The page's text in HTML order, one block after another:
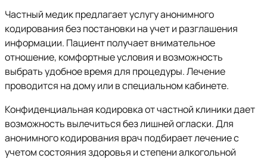
Частный медик предлагает услугу анонимного
кодирования без постановки на учет и разглашения
информации. Пациент получает внимательное
отношение, комфортные условия и возможность
выбрать удобное время для процедуры. Лечение
проводится на дому или в специальном кабинете.
Конфиденциальная кодировка от частной клиники дает
возможность вылечиться без лишней огласки. Для
анонимного кодирования врач подбирает лечение с
учетом состояния здоровья и степени алкогольной